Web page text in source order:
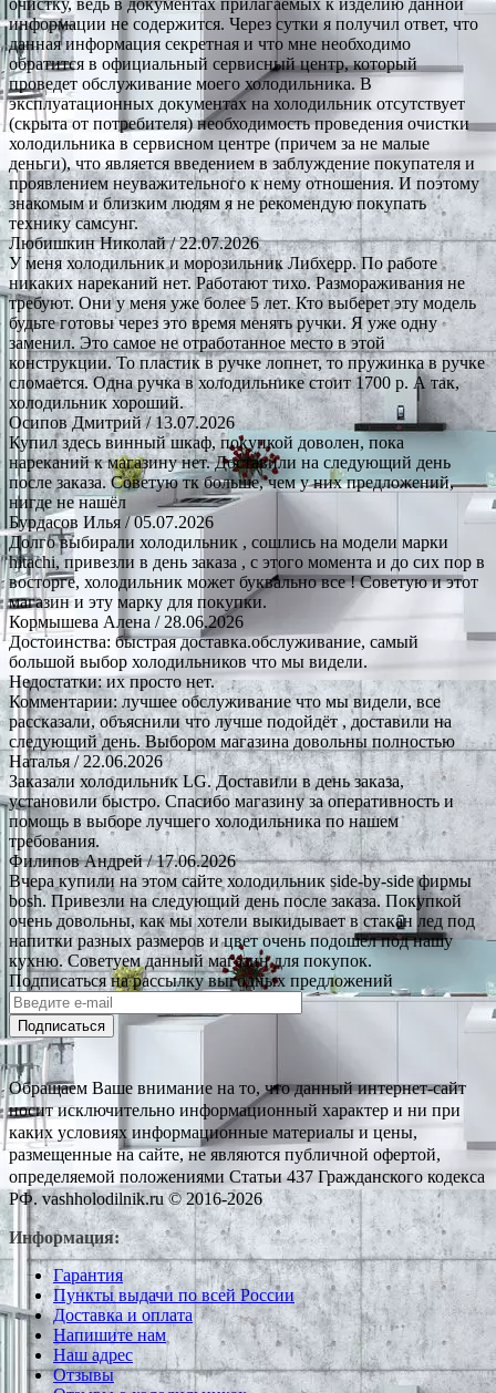
информации не содержится. Через сутки я получил ответ, что
данная информация секретная и что мне необходимо
обратится в официальный сервисный центр, который
проведет обслуживание моего холодильника. В
эксплуатационных документах на холодильник отсутствует
(скрыта от потребителя) необходимость проведения очистки
холодильника в сервисном центре (причем за не малые
деньги), что является введением в заблуждение покупателя и
проявлением неуважительного к нему отношения. И поэтому
знакомым и близким людям я не рекомендую покупать
технику самсунг.
Любишкин Николай/ 22.07.2026
У меня холодильник и морозильник Либхерр. По работе
никаких нареканий нет. Работают тихо. Размораживания не
требуют. Они у меня уже более 5 лет. Кто выберет эту модель
будьте готовы через это время менять ручки. Я уже одну
заменил. Это самое не отработанное место в этой
конструкции. То пластик в ручке лопнет, то пружинка в ручке
сломается. Одна ручка в холодильнике стоит 1700 р. А так,
холодильник хороший.
Осипов Дмитрий/ 13.07.2026
Купил здесь винный шкаф, покупкой доволен, пока
нареканий к магазину нет. Доставили на следующий день
после заказа. Советую тк больше, чем у них предложений,
нигде не нашёл
Бурдасов Илья / 05.07.2026
Долго выбирали холодильник , сошлись на модели марки
hitachi, привезли в день заказа , с этого момента и до сих пор в
восторге, холодильник может буквально все ! Советую и этот
магазин и эту марку для покупки.
Кормышева Алена / 28.06.2026
Достоинства: быстрая доставка.обслуживание, самый
большой выбор холодильников что мы видели.
Недостатки: их просто нет.
Комментарии: лучшее обслуживание что мы видели, все
рассказали, объяснили что лучше подойдёт , доставили на
следующий день. Выбором магазина довольны полностью
Наталья/ 22.06.2026
Заказали холодильник LG. Доставили в день заказа,
установили быстро. Спасибо магазину за оперативность и
помощь в выборе лучшего холодильника по нашем
требования.
Филипов Андрей/ 17.06.2026
Вчера купили на этом сайте холодильник side-by-side фирмы
bosh. Привезли на следующий день после заказа. Покупкой
очень довольны, как мы хотели выкидывает в стакан лед под
напитки разных размеров и цвет очень подошел под нашу
кухню. Советуем данный магазин для покупок.
Подписаться на рассылку выгодных предложений
Подписаться
Обращаем Ваше внимание на то, что данный интернет-сайт
носит исключительно информационный характер и ни при
каких условиях информационные материалы и цены,
размещенные на сайте, не являются публичной офертой,
определяемой положениями Статьи 437 Гражданского кодекса
РФ. vashholodilnik.ru © 2016-2026
Информация:
Гарантия
Пункты выдачи по всей России
Доставка и оплата
Напишите нам
Наш адрес
Отзывы